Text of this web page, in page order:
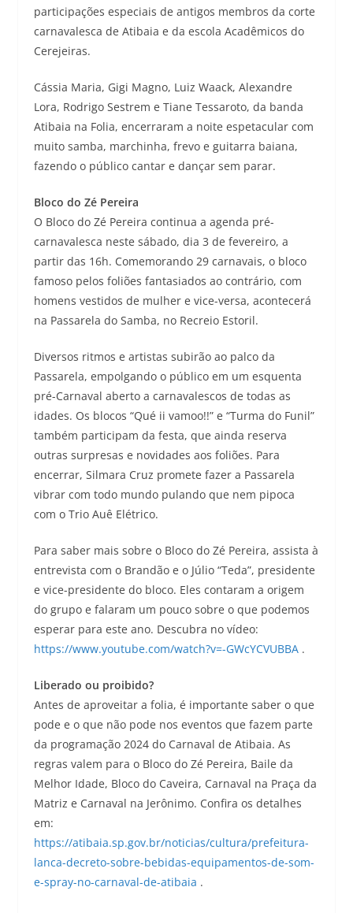
participações especiais de antigos membros da corte
carnavalesca de Atibaia e da escola Acadêmicos do
Cerejeiras.
Cássia Maria, Gigi Magno, Luiz Waack, Alexandre
Lora, Rodrigo Sestrem e Tiane Tessaroto, da banda
Atibaia na Folia, encerraram a noite espetacular com
muito samba, marchinha, frevo e guitarra baiana,
fazendo o público cantar e dançar sem parar.
Bloco do Zé Pereira
O Bloco do Zé Pereira continua a agenda pré-
carnavalesca neste sábado, dia 3 de fevereiro, a
partir das 16h. Comemorando 29 carnavais, o bloco
famoso pelos foliões fantasiados ao contrário, com
homens vestidos de mulher e vice-versa, acontecerá
na Passarela do Samba, no Recreio Estoril.
Diversos ritmos e artistas subirão ao palco da
Passarela, empolgando o público em um esquenta
pré-Carnaval aberto a carnavalescos de todas as
idades. Os blocos “Qué ii vamoo!!” e “Turma do Funil”
também participam da festa, que ainda reserva
outras surpresas e novidades aos foliões. Para
encerrar, Silmara Cruz promete fazer a Passarela
vibrar com todo mundo pulando que nem pipoca
com o Trio Auê Elétrico.
Para saber mais sobre o Bloco do Zé Pereira, assista à
entrevista com o Brandão e o Júlio “Teda”, presidente
e vice-presidente do bloco. Eles contaram a origem
do grupo e falaram um pouco sobre o que podemos
esperar para este ano. Descubra no vídeo:
https://www.youtube.com/watch?v=-GWcYCVUBBA.
Liberado ou proibido?
Antes de aproveitar a folia, é importante saber o que
pode e o que não pode nos eventos que fazem parte
da programação 2024 do Carnaval de Atibaia. As
regras valem para o Bloco do Zé Pereira, Baile da
Melhor Idade, Bloco do Caveira, Carnaval na Praça da
Matriz e Carnaval na Jerônimo. Confira os detalhes
em:
https://atibaia.sp.gov.br/noticias/cultura/prefeitura-
lanca-decreto-sobre-bebidas-equipamentos-de-som-
e-spray-no-carnaval-de-atibaia .